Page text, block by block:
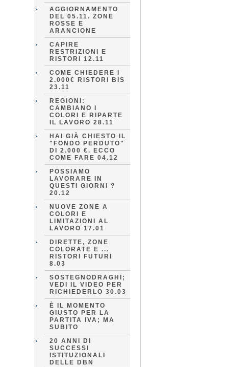
AGGIORNAMENTO
DEL 05.11. ZONE
ROSSE E
ARANCIONE
CAPIRE
RESTRIZIONI E
RISTORI 12.11
COME CHIEDERE I
2.000€ RISTORI BIS
23.11
REGIONI:
CAMBIANO I
COLORI E RIPARTE
IL LAVORO 28.11
HAI GIÀ CHIESTO IL
"FONDO PERDUTO"
DI 2.000 €. ECCO
COME FARE 04.12
POSSIAMO
LAVORARE IN
QUESTI GIORNI ?
20.12
NUOVE ZONE A
COLORI E
LIMITAZIONI AL
LAVORO 17.01
DIRETTE, ZONE
COLORATE E ...
RISTORI FUTURI
8.03
SOSTEGNODRAGHI;
VEDI IL VIDEO PER
RICHIEDERLO 30.03
È IL MOMENTO
GIUSTO PER LA
PARTITA IVA; MA
SUBITO
20 ANNI DI
SUCCESSI
ISTITUZIONALI
DELLE DBN